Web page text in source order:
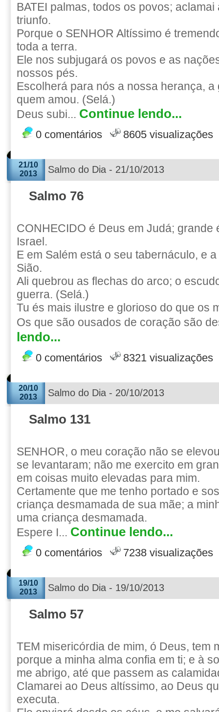
BATEI palmas, todos os povos;
triunfo.
Porque o SENHOR Altíssimo é
toda a terra.
Ele nos subjugará os povos e as
nossos pés.
Escolherá para nós a nossa herança, a
quem amou. (Selá.)
Deus subi... Continue lendo...
0 comentários 8605 visualizações
21/10
2013
Salmo do Dia - 21/10/2013
Salmo 76
CONHECIDO é Deus em Judá; grande
Israel.
E em Salém está o seu tabernáculo, e
Sião.
Ali quebrou as flechas do arco; o
guerra. (Selá.)
Tu és mais ilustre e glorioso do que os
Os que são ousados de coração são
lendo...
0 comentários 8321 visualizações
20/10
2013
Salmo do Dia - 20/10/2013
Salmo 131
SENHOR, o meu coração não se
se levantaram; não me exercito em
em coisas muito elevadas para mim.
Certamente que me tenho portado e
criança desmamada de sua mãe; a
uma criança desmamada.
Espere I... Continue lendo...
0 comentários 7238 visualizações
19/10
2013
Salmo do Dia - 19/10/2013
Salmo 57
TEM misericórdia de mim, ó Deus, tem
porque a minha alma confia em ti; e à
me abrigo, até que passem as
Clamarei ao Deus altíssimo, ao Deus
executa.